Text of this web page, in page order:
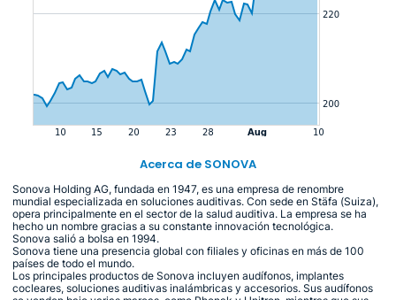
Acerca de SONOVA
Sonova Holding AG, fundada en 1947, es una empresa de renombre
mundial especializada en soluciones auditivas. Con sede en Stäfa (Suiza),
opera principalmente en el sector de la salud auditiva. La empresa se ha
hecho un nombre gracias a su constante innovación tecnológica.
Sonova salió a bolsa en 1994.
Sonova tiene una presencia global con filiales y oficinas en más de 100
países de todo el mundo.
Los principales productos de Sonova incluyen audífonos, implantes
cocleares, soluciones auditivas inalámbricas y accesorios. Sus audífonos